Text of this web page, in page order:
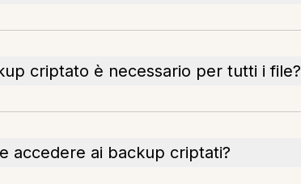
criptato è necessario per tutti i file?
accedere ai backup criptati?